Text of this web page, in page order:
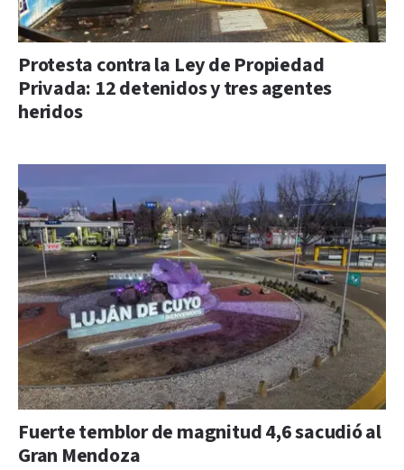
Protesta contra la Ley de Propiedad
Privada: 12 detenidos y tres agentes
heridos
Fuerte temblor de magnitud 4,6 sacudió al
Gran Mendoza